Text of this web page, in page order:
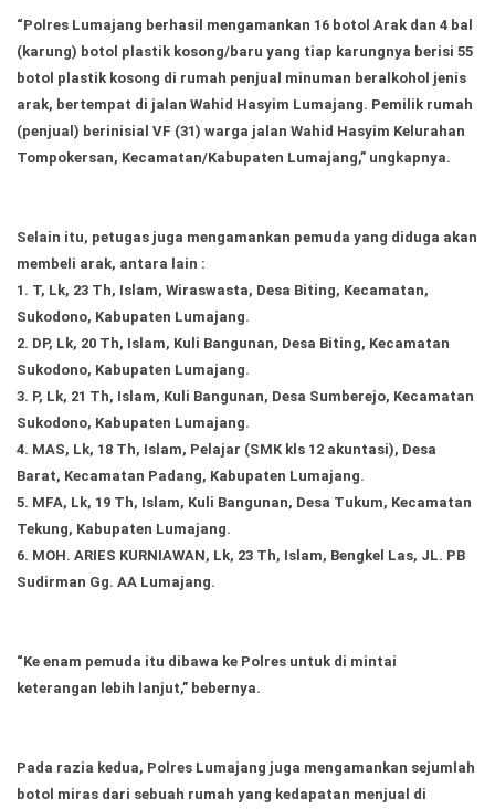
“Polres Lumajang berhasil mengamankan 16 botol Arak dan 4 bal
(karung) botol plastik kosong/baru yang tiap karungnya berisi 55
botol plastik kosong di rumah penjual minuman beralkohol jenis
arak, bertempat di jalan Wahid Hasyim Lumajang. Pemilik rumah
(penjual) berinisial VF (31) warga jalan Wahid Hasyim Kelurahan
Tompokersan, Kecamatan/Kabupaten Lumajang,” ungkapnya.
Selain itu, petugas juga mengamankan pemuda yang diduga akan
membeli arak, antara lain :
1. T, Lk, 23 Th, Islam, Wiraswasta, Desa Biting, Kecamatan,
Sukodono, Kabupaten Lumajang.
2. DP, Lk, 20 Th, Islam, Kuli Bangunan, Desa Biting, Kecamatan
Sukodono, Kabupaten Lumajang.
3. P, Lk, 21 Th, Islam, Kuli Bangunan, Desa Sumberejo, Kecamatan
Sukodono, Kabupaten Lumajang.
4. MAS, Lk, 18 Th, Islam, Pelajar (SMK kls 12 akuntasi), Desa
Barat, Kecamatan Padang, Kabupaten Lumajang.
5. MFA, Lk, 19 Th, Islam, Kuli Bangunan, Desa Tukum, Kecamatan
Tekung, Kabupaten Lumajang.
6. MOH. ARIES KURNIAWAN, Lk, 23 Th, Islam, Bengkel Las, JL. PB
Sudirman Gg. AA Lumajang.
“Ke enam pemuda itu dibawa ke Polres untuk di mintai
keterangan lebih lanjut,” bebernya.
Pada razia kedua, Polres Lumajang juga mengamankan sejumlah
botol miras dari sebuah rumah yang kedapatan menjual di